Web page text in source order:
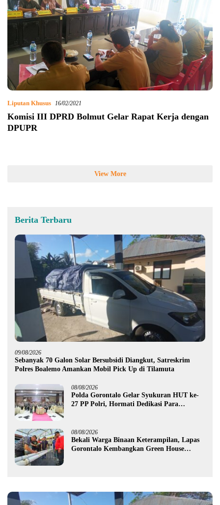
Liputan Khusus 16/02/2021
Komisi III DPRD Bolmut Gelar Rapat Kerja dengan
DPUPR
View More
Berita Terbaru
09/08/2026
Sebanyak 70 Galon Solar Bersubsidi Diangkut, Satreskrim
Polres Boalemo Amankan Mobil Pick Up di Tilamuta
08/08/2026
Polda Gorontalo Gelar Syukuran HUT ke-
27 PP Polri, Hormati Dedikasi Para
08/08/2026
Bekali Warga Binaan Keterampilan, Lapas
Gorontalo Kembangkan Green House